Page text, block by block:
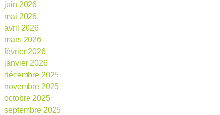
juin 2026
mai 2026
avril 2026
mars 2026
février 2026
janvier 2026
décembre 2025
novembre 2025
octobre 2025
septembre 2025